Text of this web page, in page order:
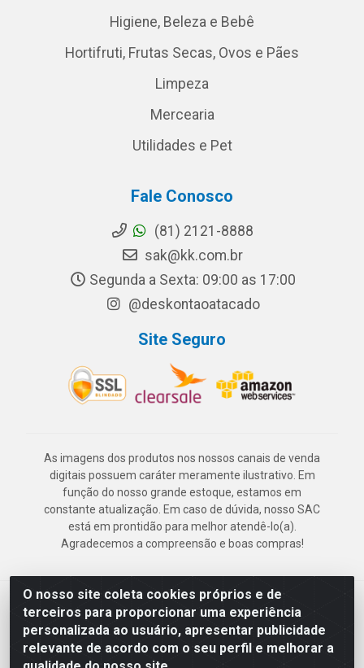
O nosso site coleta cookies próprios e de
terceiros para proporcionar uma experiência
personalizada ao usuário, apresentar publicidade
relevante de acordo com o seu perfil e melhorar a
Higiene, Beleza e Bebê
Hortifruti, Frutas Secas, Ovos e Pães
Limpeza
Mercearia
Utilidades e Pet
Fale Conosco
(81) 2121-8888
sak@kk.com.br
Segunda a Sexta: 09:00 as 17:00
@deskontaoatacado
Site Seguro
As imagens dos produtos nos nossos canais de venda
digitais possuem caráter meramente ilustrativo. Em
função do nosso grande estoque, estamos em
constante atualização. Em caso de dúvida, nosso SAC
está em prontidão para melhor atendê-lo(a).
Agradecemos a compreensão e boas compras!
Deskontão Atacado - Av. Marechal Mascarenhas de Morais, 2471 -
Imbiribeira - Recife/PE - CEP 51.150-001 - CNPJ 24.150.377/0003-
57